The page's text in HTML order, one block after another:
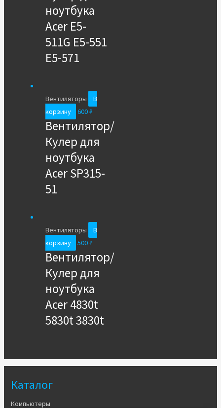
Каталог
Компьютеры
ноутбука
Acer E5-
511G E5-551
E5-571
Вентиляторы
В
корзину
600₽
Вентилятор/
Кулер для
ноутбука
Acer SP315-
51
Вентиляторы
В
корзину
500₽
Вентилятор/
Кулер для
ноутбука
Acer 4830t
5830t 3830t